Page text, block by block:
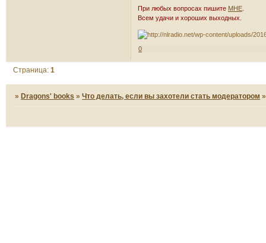
При любых вопросах пишите МНЕ
Всем удачи и хороших выходных.
0
Страница:1
» Dragons' books »Что делать, если вы захотели стать модератором